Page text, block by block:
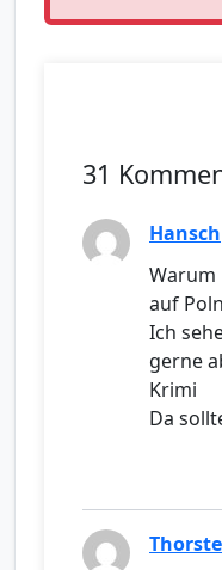
31
Hansch
Warum
auf
Ich
gerne
Krimi
Da